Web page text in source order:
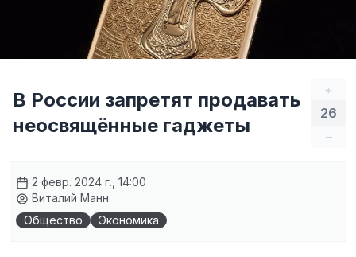
+
26
–
В России запретят продавать
неосвящённые гаджеты
2 февр. 2024 г., 14:00
Виталий Манн
Общество
Экономика